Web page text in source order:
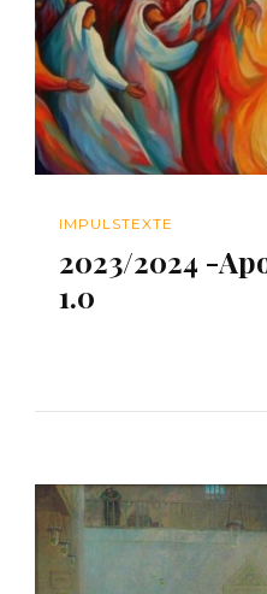
IMPULSTEXTE
2023/2024 -
1.0